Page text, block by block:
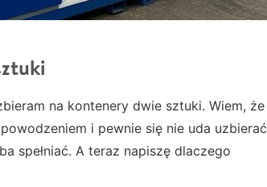
na kontenery dwie sztuki. Wiem, że
i pewnie się nie uda uzbierać
spełniać. A teraz napiszę dlaczego